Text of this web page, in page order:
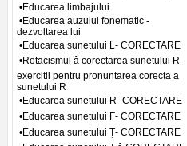
•Educarea limbajului
•Educarea auzului fonematic -
dezvoltarea lui
•Educarea sunetului L- CORECTARE
•Rotacismul â corectarea sunetului R-
exercitii pentru pronuntarea corecta a
sunetului R
•Educarea sunetului R- CORECTARE
•Educarea sunetului F- CORECTARE
•Educarea sunetului Ţ- CORECTARE